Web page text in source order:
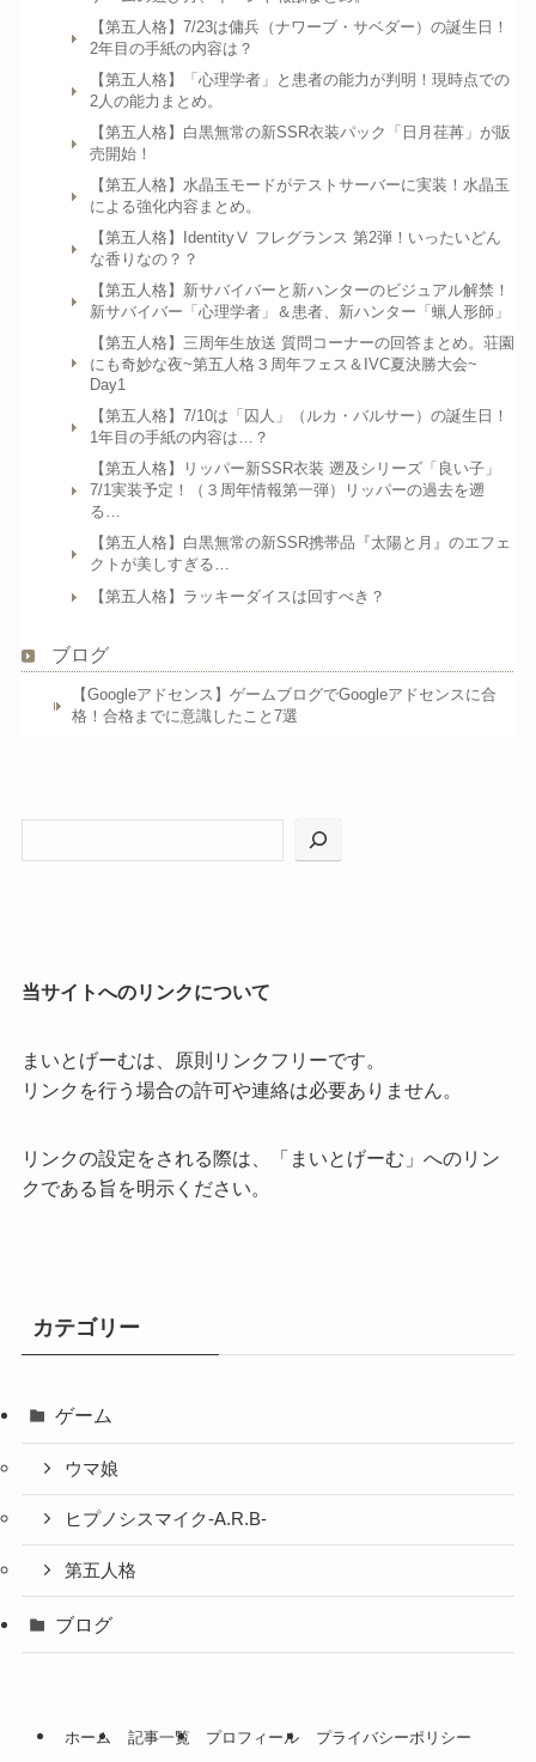
【第五人格】7/23は傭兵（ナワーブ・サベダー）の誕生日！
2年目の手紙の内容は？
【第五人格】「心理学者」と患者の能力が判明！現時点での
2人の能力まとめ。
【第五人格】白黒無常の新SSR衣装パック「日月荏苒」が販
売開始！
【第五人格】水晶玉モードがテストサーバーに実装！水晶玉
による強化内容まとめ。
【第五人格】IdentityⅤ フレグランス 第2弾！いったいどん
な香りなの？？
【第五人格】新サバイバーと新ハンターのビジュアル解禁！
新サバイバー「心理学者」＆患者、新ハンター「蝋人形師」
【第五人格】三周年生放送 質問コーナーの回答まとめ。荘園
にも奇妙な夜~第五人格３周年フェス＆IVC夏決勝大会~
Day1
【第五人格】7/10は「囚人」（ルカ・バルサー）の誕生日！
1年目の手紙の内容は…？
【第五人格】リッパー新SSR衣装 遡及シリーズ「良い子」
7/1実装予定！（３周年情報第一弾）リッパーの過去を遡
る…
【第五人格】白黒無常の新SSR携帯品『太陽と月』のエフェ
クトが美しすぎる…
【第五人格】ラッキーダイスは回すべき？
ブログ
【Googleアドセンス】ゲームブログでGoogleアドセンスに合
格！合格までに意識したこと7選
当サイトへのリンクについて
まいとげーむは、原則リンクフリーです。
リンクを行う場合の許可や連絡は必要ありません。
リンクの設定をされる際は、「まいとげーむ」へのリン
クである旨を明示ください。
カテゴリー
ゲーム
ウマ娘
ヒプノシスマイク-A.R.B-
第五人格
ブログ
ホーム 記事一覧 プロフィール
プライバシーポリシー